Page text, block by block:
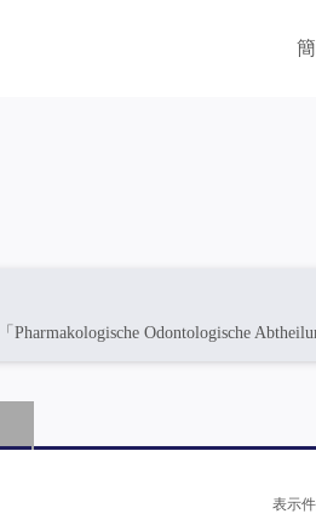
「Pharmakologische Odontologische
表示